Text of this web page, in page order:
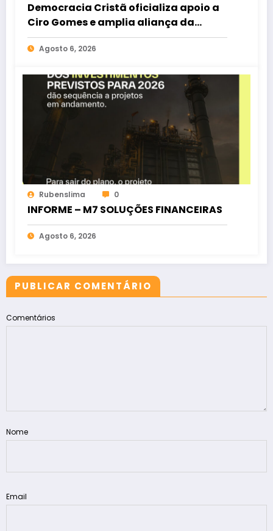
Democracia Cristã oficializa apoio a
Ciro Gomes e amplia aliança da
oposição no Ceará
Agosto 6, 2026
Rubenslima 0
INFORME – M7 SOLUÇÕES FINANCEIRAS
Agosto 6, 2026
PUBLICAR COMENTÁRIO
Comentários
Nome
Email